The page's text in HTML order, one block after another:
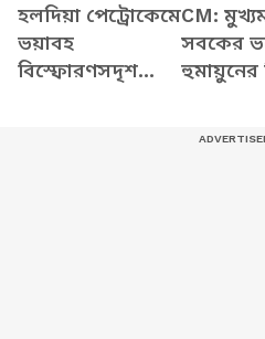
হলদিয়া পেট্রোকেমে
ভয়াবহ
বিস্ফোরণসদৃশ
CM:
সবকের
হুমায়ুনের